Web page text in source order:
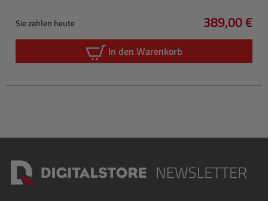
Sie zahlen heute
Regulärer
389,00 €
In den Warenkorb